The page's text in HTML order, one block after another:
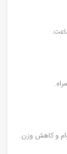
و کاهش وزن.